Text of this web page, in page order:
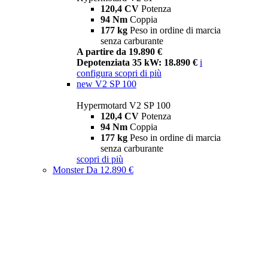
120,4 CV Potenza
94 Nm Coppia
177 kg Peso in ordine di marcia
senza carburante
A partire da 19.890 €
Depotenziata 35 kW: 18.890 € i
configura scopri di più
new V2 SP 100
Hypermotard V2 SP 100
120,4 CV Potenza
94 Nm Coppia
177 kg Peso in ordine di marcia
senza carburante
scopri di più
MonsterDa 12.890 €